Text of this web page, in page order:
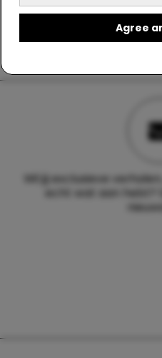
Agree
Wil jij exclusieve
echt wat aan hebt?